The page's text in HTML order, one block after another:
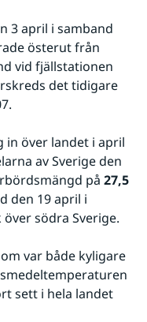
3 april i samband
österut från
vid fjällstationen
det tidigare
in över landet i april
av Sverige den
på 27,5
den 19 april i
södra Sverige.
var både kyligare
sett i hela landet